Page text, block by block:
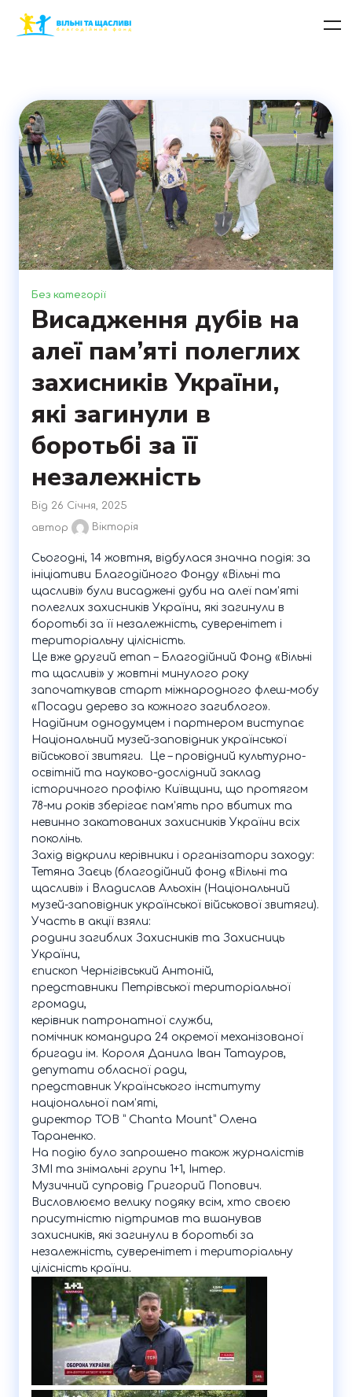
Без категорії
Висадження дубів на
алеї пам’яті полеглих
захисників України,
які загинули в
боротьбі за її
незалежність
Від 26 Січня, 2025
автор
Вікторія
Сьогодні, 14 жовтня, відбулася значна подія: за
ініціативи Благодійного Фонду «Вільні та
щасливі» були висаджені дуби на алеї пам’яті
полеглих захисників України, які загинули в
боротьбі за її незалежність, суверенітет і
територіальну цілісність.
Це вже другий етап – Благодійний Фонд «Вільні
та щасливі» у жовтні минулого року
започаткував старт міжнародного флеш-мобу
«Посади дерево за кожного загиблого».
Надійним однодумцем і партнером виступає
Національний музей-заповідник української
військової звитяги. Це – провідний культурно-
освітній та науково-дослідний заклад
історичного профілю Київщини, що протягом
78-ми років зберігає пам’ять про вбитих та
невинно закатованих захисників України всіх
поколінь.
Захід відкрили керівники і організатори заходу:
Тетяна Заєць (благодійний фонд «Вільні та
щасливі» і Владислав Альохін (Національний
музей-заповідник української військової звитяги).
Участь в акції взяли:
родини загиблих Захисників та Захисниць
України,
єпископ Чернігівський Антоній,
представники Петрівської територіальної
громади,
керівник патронатної служби,
помічник командира 24 окремої механізованої
бригади ім. Короля Данила Іван Татауров,
депутати обласної ради,
представник Українського інституту
національної пам’яті,
директор ТОВ ” Chanta Mount” Олена
Тараненко.
На подію було запрошено також журналістів
ЗМІ та знімальні групи 1+1, Інтер.
Музичний супровід Григорий Попович.
Висловлюємо велику подяку всім, хто своєю
присутністю підтримав та вшанував
захисників, які загинули в боротьбі за
незалежність, суверенітет і територіальну
цілісність країни.